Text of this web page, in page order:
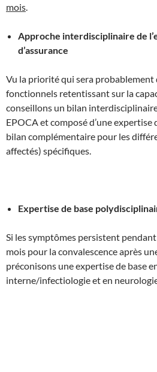
mois
Approche interdisciplinaire de
d’assurance
Vu la priorité qui sera probablement
fonctionnels retentissant sur la
conseillons un bilan
EPOCA et composé d’une expertise
bilan complémentaire pour les
affectés) spécifiques.
Expertise de base
Si les symptômes persistent
mois pour la convalescence après
préconisons une expertise de base
interne/infectiologie et en